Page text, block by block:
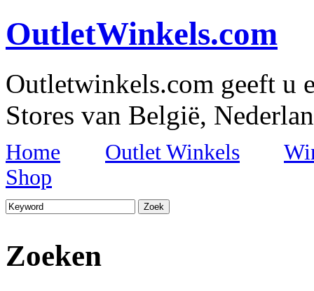
OutletWinkels.com
Outletwinkels.com geeft u
Stores van België,
Home Outlet Winkels
Shop
Zoeken